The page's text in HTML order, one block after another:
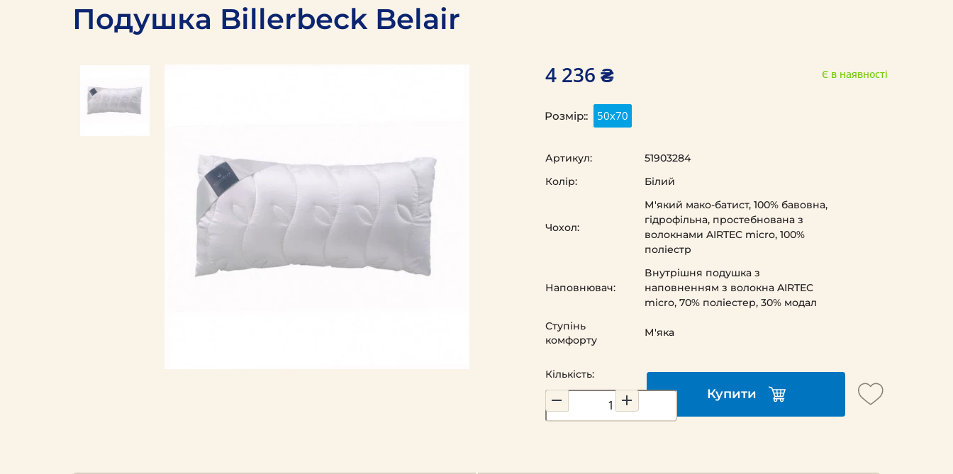
Подушка Billerbeck Belair
4 236 ₴ Є в наявності
Розмір:: 50х70
Кількість:
Купити
Артикул:
51903284
Колір:
Білий
Чохол:
М'який мако-батист, 100% бавовна,
гідрофільна, простебнована з
волокнами AIRTEC micro, 100%
поліестр
Наповнювач:
Внутрішня подушка з
наповненням з волокна AIRTEC
micro, 70% поліестер, 30% модал
Ступінь
комфорту
М'яка